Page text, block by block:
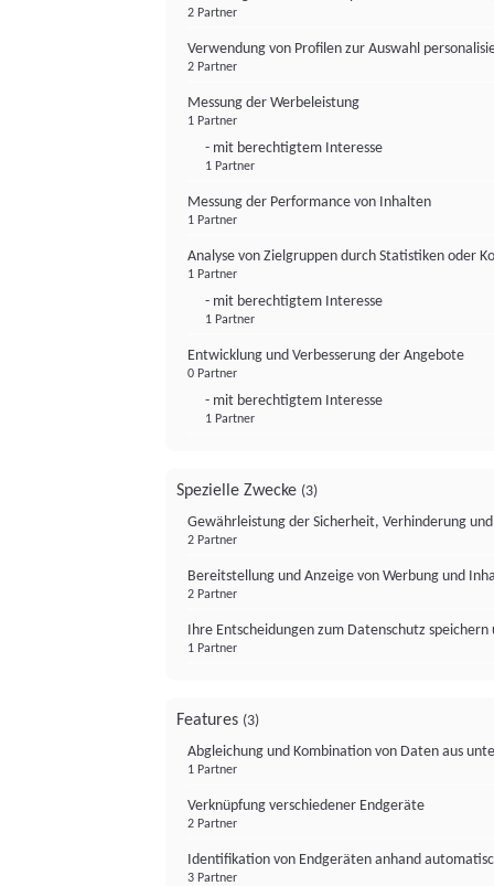
2 Partner
Verwendung von Profilen zur Auswahl
2 Partner
Messung der Werbeleistung
1 Partner
- mit berechtigtem Interesse
1 Partner
Messung der Performance von Inhalten
1 Partner
Analyse von Zielgruppen durch Statistiken oder
1 Partner
- mit berechtigtem Interesse
1 Partner
Entwicklung und Verbesserung der Angebote
0 Partner
- mit berechtigtem Interesse
1 Partner
Spezielle Zwecke (3)
Gewährleistung der Sicherheit, Verhinderung
2 Partner
Bereitstellung und Anzeige von Werbung und
2 Partner
Ihre Entscheidungen zum Datenschutz
1 Partner
Features (3)
Abgleichung und Kombination von Daten aus
1 Partner
Verknüpfung verschiedener Endgeräte
2 Partner
Identifikation von Endgeräten anhand
3 Partner